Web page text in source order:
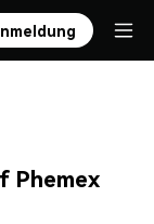
Phemex